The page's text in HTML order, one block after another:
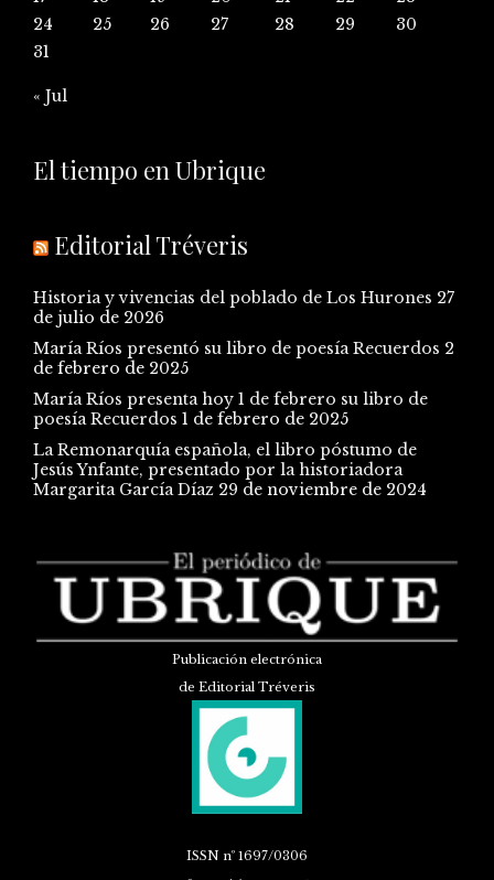
24
25 26 27 28 29
30
31
« Jul
El tiempo en Ubrique
Editorial Tréveris
Historia y vivencias del poblado de Los Hurones 27
de julio de 2026
María Ríos presentó su libro de poesía Recuerdos 2
de febrero de 2025
María Ríos presenta hoy 1 de febrero su libro de
poesía Recuerdos 1 de febrero de 2025
La Remonarquía española, el libro póstumo de
Jesús Ynfante, presentado por la historiadora
Margarita García Díaz 29 de noviembre de 2024
Publicación electrónica
de Editorial Tréveris
ISSN nº 1697/0306